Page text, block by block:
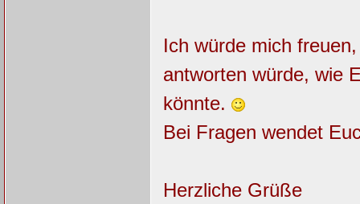
Ich würde mich
antworten würde, wie
könnte.
Bei Fragen wendet
Herzliche Grüße